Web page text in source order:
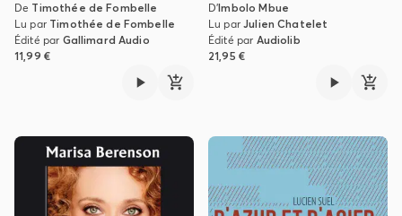
De Timothée de Fombelle
Lu par Timothée de Fombelle
Édité par Gallimard Audio
11,99 €
D'Imbolo Mbue
Lu parJulien Chatelet
Édité par Audiolib
21,95 €